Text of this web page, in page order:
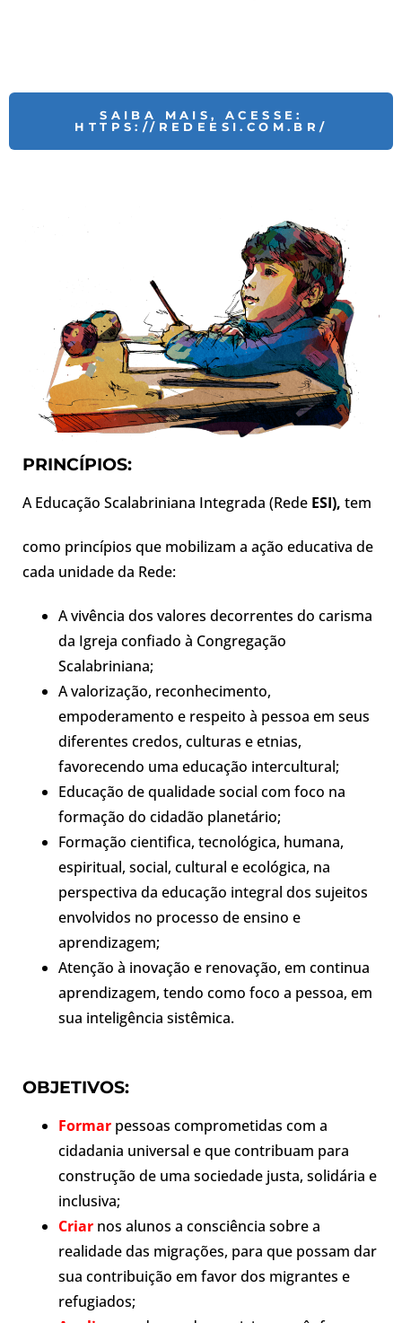
SAIBA MAIS, ACESSE:
HTTPS://REDEESI.COM.BR/
PRINCÍPIOS:
A Educação Scalabriniana Integrada (Rede ESI), tem
como princípios que mobilizam a ação educativa de
cada unidade da Rede:
Avivência dos valores decorrentes do carisma
da Igreja confiado à Congregação
Scalabriniana;
A valorização, reconhecimento,
empoderamento e respeito à pessoa em seus
diferentes credos, culturas e etnias,
favorecendo uma educação intercultural;
Educação de qualidade social com foco na
formação do cidadão planetário;
Formação cientifica, tecnológica, humana,
espiritual, social, cultural e ecológica, na
perspectiva da educação integral dos sujeitos
envolvidos no processo de ensino e
aprendizagem;
Atenção à inovação e renovação, em continua
aprendizagem, tendo como foco a pessoa, em
sua inteligência sistêmica.
OBJETIVOS:
Formar pessoas comprometidas com a
cidadania universal equecontribuam para
construção de uma sociedade justa, solidária e
inclusiva;
Criar nos alunos a consciência sobre a
realidade das migrações, para que possam dar
sua contribuição em favor dos migrantes e
refugiados;